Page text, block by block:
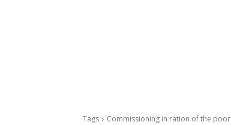
Tags Commissioning in ration of the poor